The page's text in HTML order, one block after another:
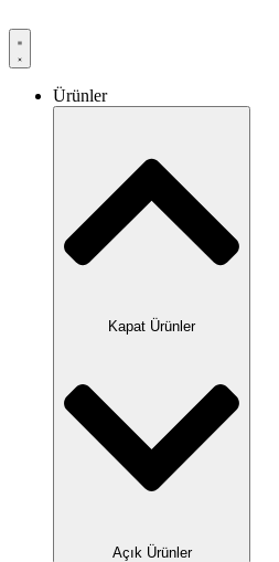
Ürünler
Kapat Ürünler
Açık Ürünler